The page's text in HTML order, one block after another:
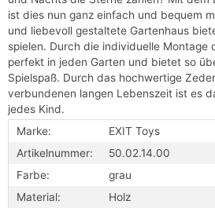
ist dies nun ganz einfach und bequem
und liebevoll gestaltete Gartenhaus
spielen. Durch die individuelle Montage
perfekt in jeden Garten und bietet so
Spielspaß. Durch das hochwertige
verbundenen langen Lebenszeit ist es
jedes Kind.
Marke:
EXIT Toys
Artikelnummer:
50.02.14.00
Farbe:
grau
Material:
Holz